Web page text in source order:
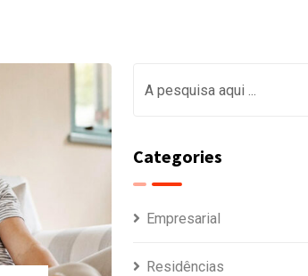
Categories
Empresarial
Residências